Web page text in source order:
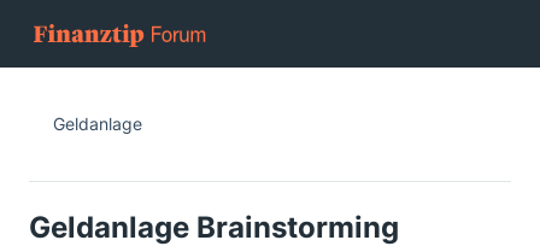
Geldanlage
Geldanlage Brainstorming